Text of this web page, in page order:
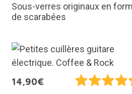
Sous-verres originaux en
de scarabées
14,90€